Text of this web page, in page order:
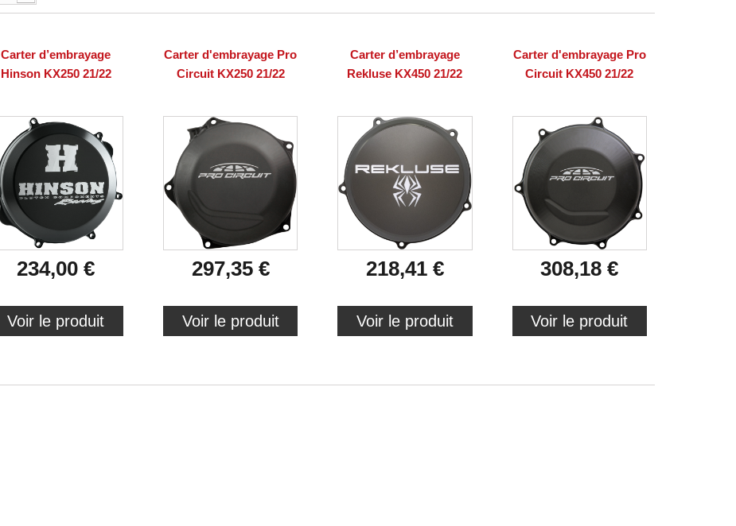
Carter d’embrayage
Hinson KX250 21/22
234,00 €
Voir le produit
Carter d'embrayage Pro
Circuit KX250 21/22
297,35 €
Voir le produit
Carter d’embrayage
Rekluse KX450 21/22
218,41 €
Voir le produit
Carter d'embrayage Pro
Circuit KX450 21/22
308,18 €
Voir le produit